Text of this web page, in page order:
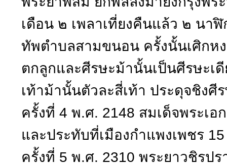
เดือน ๒ เพลาเที่ยงคืนแล้ว ๒ นา
ทัพตำบลสามขนอน ครั้งนั้นเศิกห
ตกลูกและศีรษะม้านั้นเป็นศีรษะเ
เท้าม้านั้นตัวละสี่เท้า ประดุจชิงศี
ครั้งที่ 4 พ.ศ. 2148 สมเด็จพระเอ
และประทับที่เมืองกำแพงเพชร
ครั้งที่ 5 พ.ศ. 2310 พระยาวชิรปร